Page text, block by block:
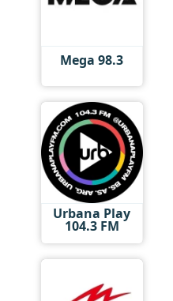
Mega 98.3
Urbana Play
104.3 FM